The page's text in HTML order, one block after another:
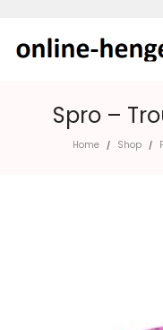
Spro –
Home / Shop /